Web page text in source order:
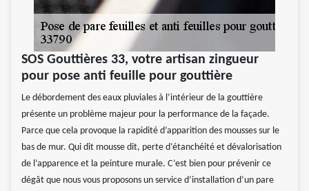
SOS Gouttières 33, votre artisan zingueur
pour pose anti feuille pour gouttière
Le débordement des eaux pluviales à l’intérieur de la gouttière
présente un problème majeur pour la performance de la façade.
Parce que cela provoque la rapidité d’apparition des mousses sur le
bas de mur. Qui dit mousse dit, perte d’étanchéité et dévalorisation
de l’apparence et la peinture murale. C’est bien pour prévenir ce
dégât que nous vous proposons un service d’installation d’un pare